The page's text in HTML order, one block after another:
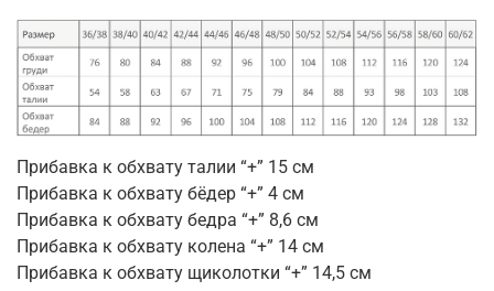
Прибавка к обхвату талии “+” 15 см
Прибавка к обхвату бёдер “+” 4 см
Прибавка к обхвату бедра “+” 8,6 см
Прибавка к обхвату колена “+” 14 см
Прибавка к обхвату щиколотки “+” 14,5 см